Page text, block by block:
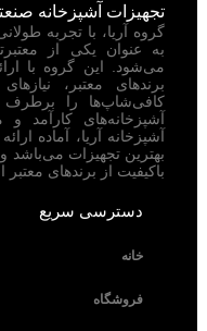
تجهیزات آشپزخانه
گروه آریا، با تجربه
به عنوان یکی از
می‌شود. این گروه با
برندهای معتبر،
کافی‌شاپ‌ها را
آشپزخانه‌های
آشپزخانه آریا، آماده
بهترین تجهیزات می‌باشد
باکیفیت از برندهای
دسترسی سریع
خانه
فروشگاه